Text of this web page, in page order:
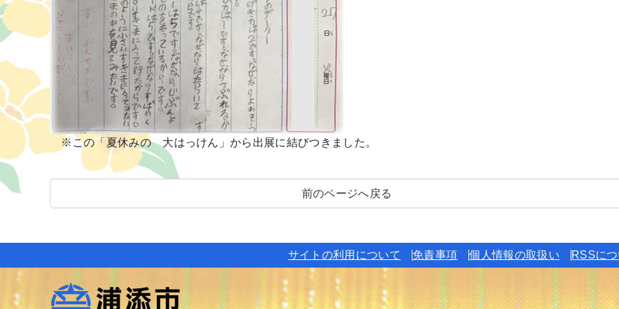
※この「夏休みの 大はっけん」から出展に結びつきました。
前のページへ戻る
サイトの利用について 免責事項 個人情報の取扱い RSSに